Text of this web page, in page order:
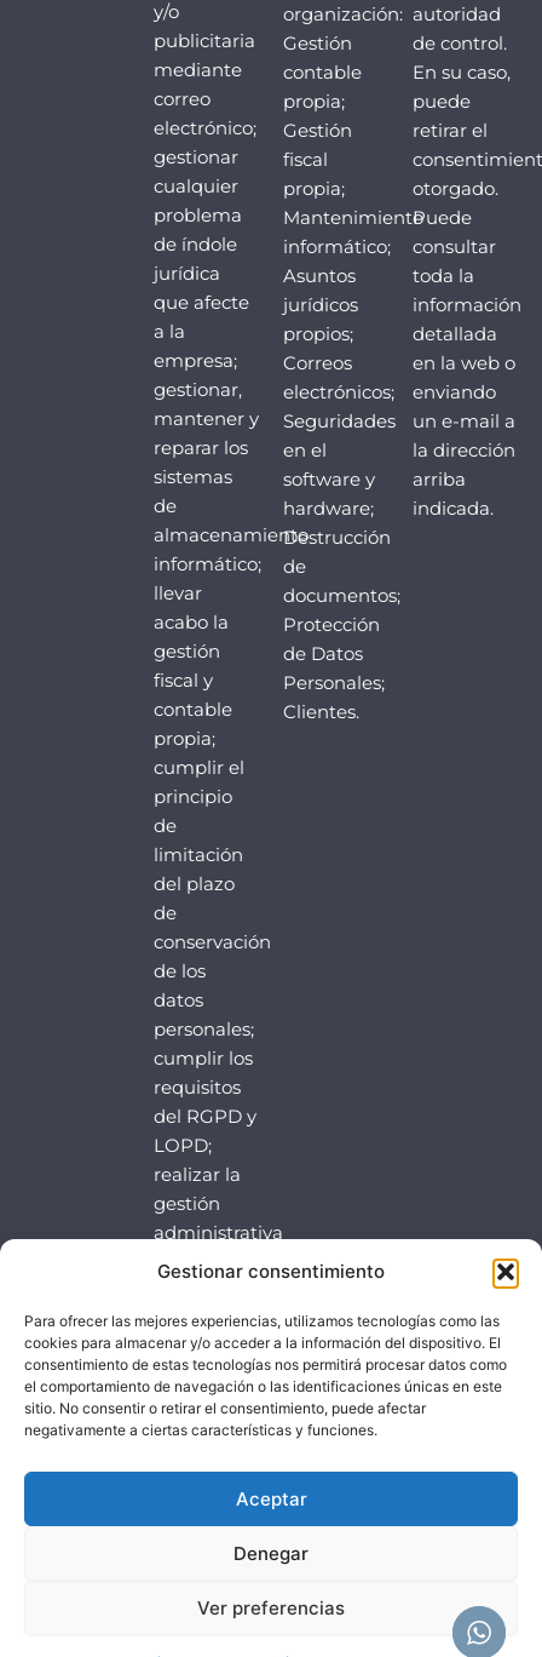
Gestionar consentimiento
Para ofrecer las mejores experiencias, utilizamos tecnologías como las
cookies para almacenar y/o acceder a la información del dispositivo. El
consentimiento de estas tecnologías nos permitirá procesar datos como
el comportamiento de navegación o las identificaciones únicas en este
sitio. No consentir o retirar el consentimiento, puede afectar
negativamente a ciertas características y funciones.
Aceptar
Denegar
Ver preferencias
y/o
publicitaria
mediante
correo
electrónico;
gestionar
cualquier
problema
de índole
jurídica
que afecte
a la
empresa;
gestionar,
mantener y
reparar los
sistemas
de
almacenamiento
informático;
llevar
acabo la
gestión
fiscal y
contable
propia;
cumplir el
principio
de
limitación
del plazo
de
conservación
de los
datos
personales;
cumplir los
requisitos
del RGPD y
LOPD;
realizar la
gestión
administrativa
de
y llevar a
cabo la
venta o
prestación
del servicio
organización:
Gestión
contable
propia;
Gestión
fiscal
propia;
Mantenimiento
informático;
Asuntos
jurídicos
propios;
Correos
electrónicos;
Seguridades
en el
software y
hardware;
Destrucción
de
documentos;
Protección
de Datos
Personales;
Clientes.
autoridad
de control.
En su caso,
puede
retirar el
otorgado.
Puede
consultar
toda la
información
detallada
en la web o
enviando
un e-mail a
la dirección
arriba
indicada.